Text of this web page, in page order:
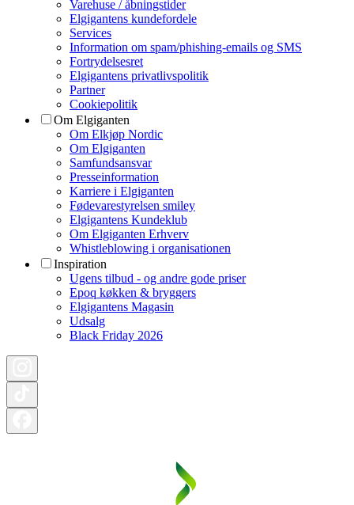
Varehuse / åbningstider
Elgigantens kundefordele
Services
Information om spam/phishing-emails og SMS
Fortrydelsesret
Elgigantens privatlivspolitik
Partner
Cookiepolitik
Om Elgiganten
Om Elkjøp Nordic
Om Elgiganten
Samfundsansvar
Presseinformation
Karriere i Elgiganten
Fødevarestyrelsen smiley
Elgigantens Kundeklub
Om Elgiganten Erhverv
Whistleblowing i organisationen
Inspiration
Ugens tilbud - og andre gode priser
Epoq køkken & bryggers
Elgigantens Magasin
Udsalg
Black Friday 2026